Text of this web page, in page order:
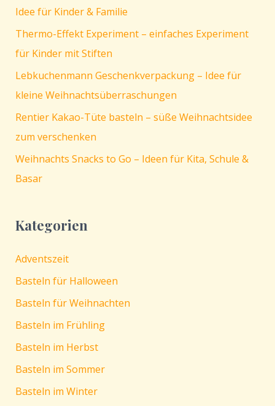
Idee für Kinder & Familie
Thermo-Effekt Experiment – einfaches Experiment
für Kinder mit Stiften
Lebkuchenmann Geschenkverpackung – Idee für
kleine Weihnachtsüberraschungen
Rentier Kakao-Tüte basteln – süße Weihnachtsidee
zum verschenken
Weihnachts Snacks to Go – Ideen für Kita, Schule &
Basar
Kategorien
Adventszeit
Basteln für Halloween
Basteln für Weihnachten
Basteln im Frühling
Basteln im Herbst
Basteln im Sommer
Basteln im Winter